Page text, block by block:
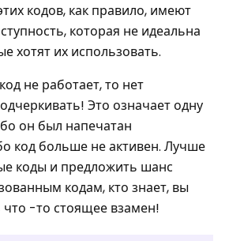
кодов, как правило, имеют
которая не идеальна
хотят их использовать.
не работает, то нет
Это означает одну
он был напечатан
код больше не активен. Лучше
коды и предложить шанс
кодам, кто знает, вы
-то стоящее взамен!